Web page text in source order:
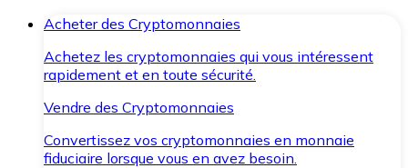
Acheter des Cryptomonnaies
Achetez les cryptomonnaies qui vous intéressent
rapidement et en toute sécurité.
Vendre des Cryptomonnaies
Convertissez vos cryptomonnaies en monnaie
fiduciaire lorsque vous en avez besoin.